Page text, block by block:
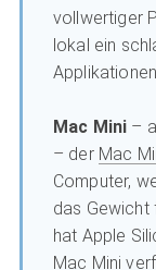
vollwertiger
lokal ein
Mac Mini –
– der Mac
Computer,
das Gewicht
hat Apple
Mac Mini